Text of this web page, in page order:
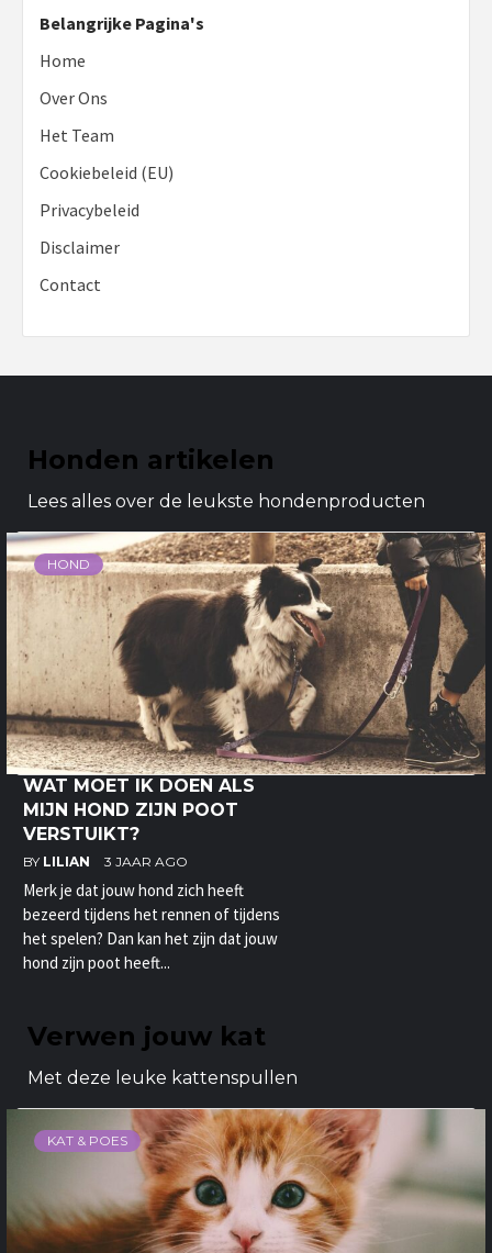
Belangrijke Pagina's
Home
Over Ons
Het Team
Cookiebeleid (EU)
Privacybeleid
Disclaimer
Contact
Honden artikelen
Lees alles over de leukste hondenproducten
HOND
WAT MOET IK DOEN ALS
MIJN HOND ZIJN POOT
VERSTUIKT?
BY LILIAN 3 JAAR AGO
Merk je dat jouw hond zich heeft
bezeerd tijdens het rennen of tijdens
het spelen? Dan kan het zijn dat jouw
hond zijn poot heeft...
Verwen jouw kat
Met deze leuke kattenspullen
KAT & POES